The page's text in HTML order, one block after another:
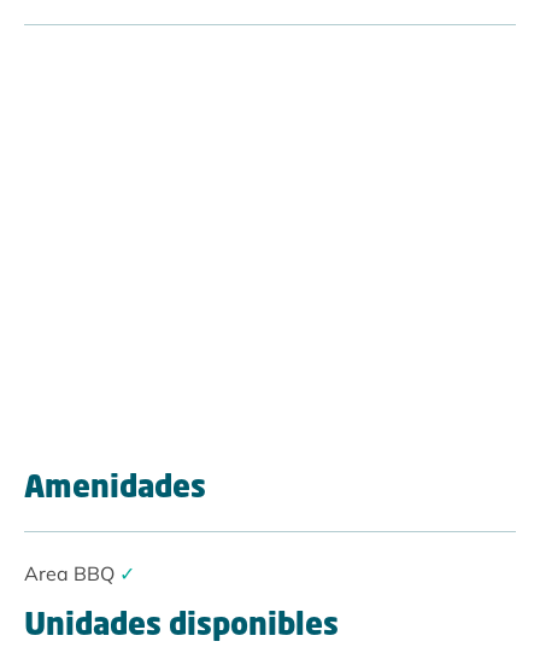
Amenidades
Area BBQ ✓
Unidades disponibles